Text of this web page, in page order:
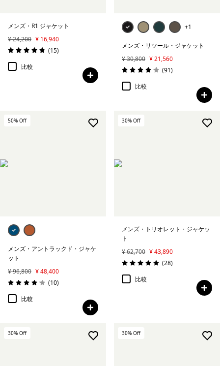
メンズ・R1 ジャケット
¥ 24,200 ¥ 16,940
評価: 4.9 / 5
(15レビュー
)
比較
+1
メンズ・リツール・ジャケット
¥ 30,800 ¥ 21,560
評価: 4.0 / 5
(91レビュー
)
比較
50% Off
メンズ・アントラックド・ジャケ
ット
¥ 96,800 ¥ 48,400
評価: 4.2 / 5
(10レビュー
)
比較
30% Off
メンズ・トリオレット・ジャケッ
ト
¥ 62,700 ¥ 43,890
評価: 5.0 / 5
(28レビュー
)
比較
30% Off 30% Off